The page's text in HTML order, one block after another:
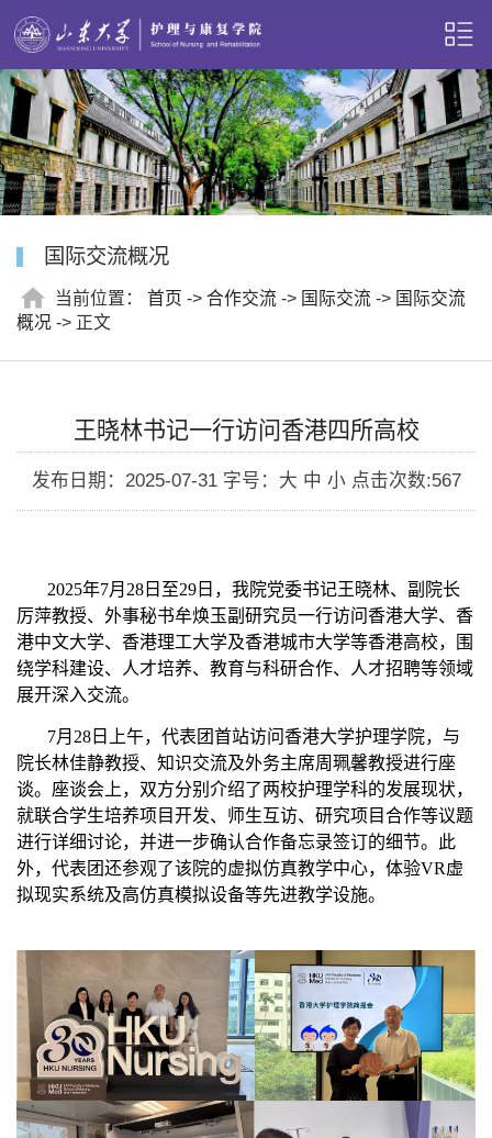
国际交流概况
当前位置： 首页 -> 合作交流 -> 国际交流 -> 国际交流
概况 -> 正文
王晓林书记一行访问香港四所高校
发布日期：2025-07-31 字号：大 中 小 点击次数:567
2025年7月28日至29日， 我院党委书记王晓林、副院长
厉萍教授、外事秘书牟焕玉副研究员一行访问香港大学、 香
港中文大学、香港理工大学及香港城市大学等香港高校，
围
绕学科建设、人才培养、 教育与科研合作、人才招聘等领域
展开深入交流。
7月28日上午，代表团首站访问香港大学护理学院，与
院长林佳静教授、知识交流及外务主席周珮馨教授进行座
谈。座谈会上，双方分别介绍了两校护理学科的发展现状，
就联合学生培养项目开发、师生互访、研究项目合作等议题
进行详细讨论，并进一步确认合作备忘录签订的细节。此
外，代表团还参观了该院的虚拟仿真教学中心，体验VR虚
拟现实系统及高仿真模拟设备等先进教学设施。